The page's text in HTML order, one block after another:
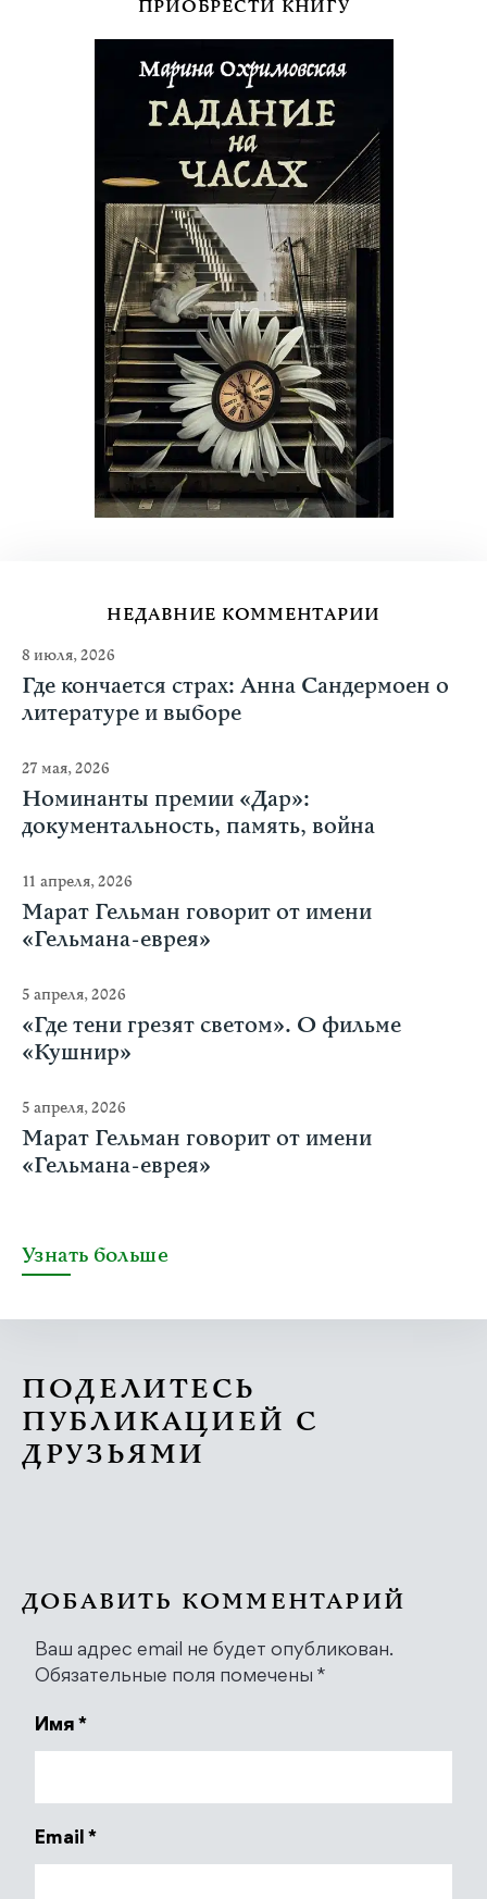
ПРИОБРЕСТИ КНИГУ
НЕДАВНИЕ КОММЕНТАРИИ
8 июля, 2026
Где кончается страх: Анна Сандермоен о
литературе и выборе
27 мая, 2026
Номинанты премии «Дар»:
документальность, память, война
11 апреля, 2026
Марат Гельман говорит от имени
«Гельмана-еврея»
5 апреля, 2026
«Где тени грезят светом». О фильме
«Кушнир»
5 апреля, 2026
Марат Гельман говорит от имени
«Гельмана-еврея»
Узнать больше
ПОДЕЛИТЕСЬ
ПУБЛИКАЦИЕЙ С
ДРУЗЬЯМИ
ДОБАВИТЬ КОММЕНТАРИЙ
Ваш адрес email не будет опубликован.
Обязательные поля помечены *
Имя *
Email *